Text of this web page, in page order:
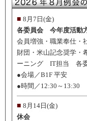
■ 8月7日(金)
各委員会 今年度活動
会員増強・職業奉仕・
財団・米山記念奨学・
ーニング IT担当 各
●会場／B1F 平安
●時間／12:30～13:30
■ 8月14日(金)
休会